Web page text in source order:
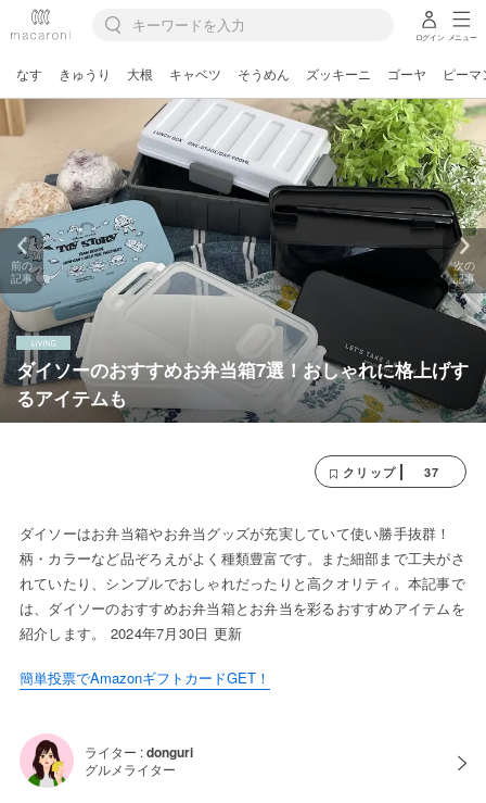
ログイン メニュー
なす きゅうり 大根 キャベツ そうめん ズッキーニ ゴーヤ ピーマ
ダイソーのおすすめお弁当箱7選！おしゃれに格上げす
るアイテムも
前の
記事
次の
記事
クリップ 37
ダイソーはお弁当箱やお弁当グッズが充実していて使い勝手抜群！
柄・カラーなど品ぞろえがよく種類豊富です。また細部まで工夫がさ
れていたり、シンプルでおしゃれだったりと高クオリティ。本記事で
は、ダイソーのおすすめお弁当箱とお弁当を彩るおすすめアイテムを
紹介します。 2024年7月30日 更新
簡単投票でAmazonギフトカードGET！
ライター :donguri
グルメライター